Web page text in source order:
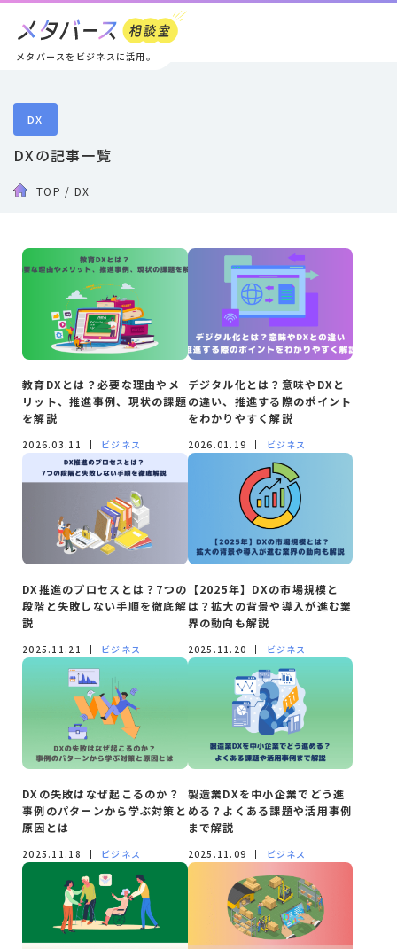
メタバースをビジネスに活用。
DX
DXの記事一覧
TOP / DX
教育DXとは？必要な理由やメ
リット、推進事例、現状の課題
を解説
2026.03.11 ビジネス
デジタル化とは？意味やDXと
の違い、推進する際のポイント
をわかりやすく解説
2026.01.19 ビジネス
DX推進のプロセスとは？7つの
段階と失敗しない手順を徹底解
説
2025.11.21 ビジネス
【2025年】DXの市場規模と
は？拡大の背景や導入が進む業
界の動向も解説
2025.11.20 ビジネス
DXの失敗はなぜ起こるのか？
事例のパターンから学ぶ対策と
原因とは
2025.11.18 ビジネス
製造業DXを中小企業でどう進
める？よくある課題や活用事例
まで解説
2025.11.09 ビジネス